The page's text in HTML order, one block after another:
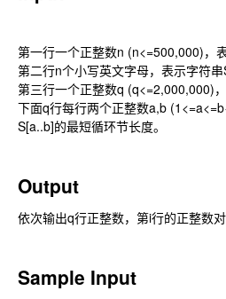
第一行一个正整数n (n<=500,000)，
第二行n个小写英文字母，表示字符串
第三行一个正整数q (q<=2,000,000)，
下面q行每行两个正整数a,b
S[a..b]的最短循环节长度。
Output
依次输出q行正整数，第i行的正整数
Sample Input